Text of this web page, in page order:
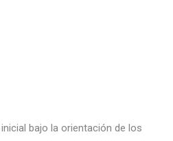
bajo la orientación de los